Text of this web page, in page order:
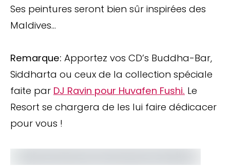
Ses peintures seront bien sûr inspirées des
Maldives…
Remarque: Apportez vos CD’s Buddha-Bar,
Siddharta ou ceux de la collection spéciale
faite par DJ Ravin pour Huvafen Fushi. Le
Resort se chargera de les lui faire dédicacer
pour vous !